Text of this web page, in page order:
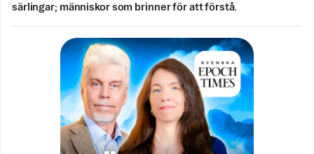
särlingar; människor som brinner för att förstå.